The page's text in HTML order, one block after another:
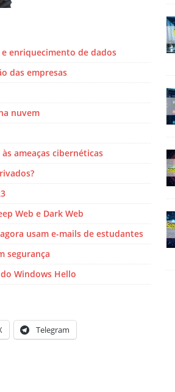
e enriquecimento de dados
das empresas
nuvem
ameaças cibernéticas
Web e Dark Web
usam e-mails de estudantes
segurança
Windows Hello
Telegram